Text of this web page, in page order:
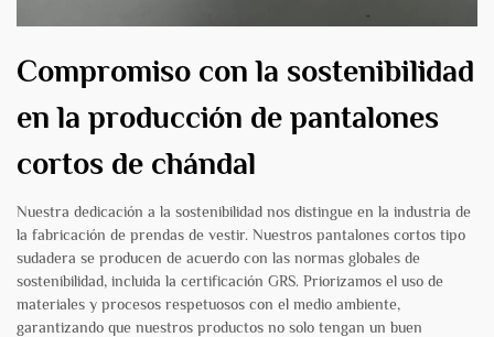
Compromiso con la sostenibilidad
en la producción de pantalones
cortos de chándal
Nuestra dedicación a la sostenibilidad nos distingue en la industria de
la fabricación de prendas de vestir. Nuestros pantalones cortos tipo
sudadera se producen de acuerdo con las normas globales de
sostenibilidad, incluida la certificación GRS. Priorizamos el uso de
materiales y procesos respetuosos con el medio ambiente,
garantizando que nuestros productos no solo tengan un buen